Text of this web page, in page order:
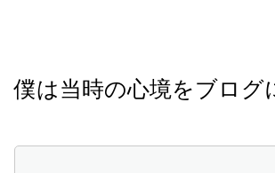
僕は当時の心境をブログ